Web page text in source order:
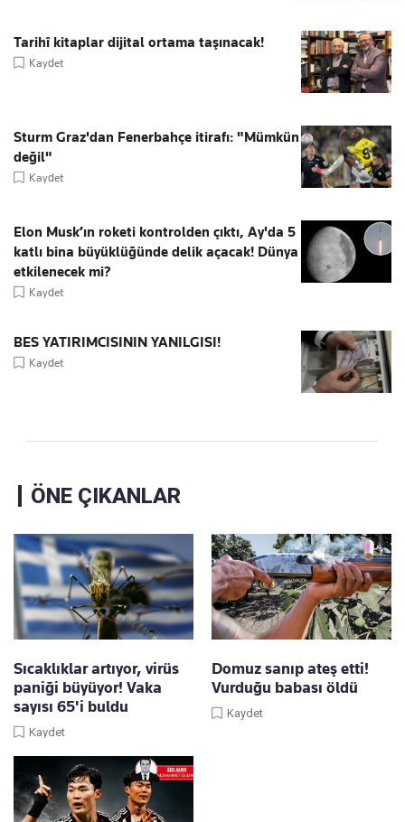
Tarihî kitaplar dijital ortama taşınacak!
Kaydet
Sturm Graz'dan Fenerbahçe itirafı: "Mümkün
değil"
Kaydet
Elon Musk’ın roketi kontrolden çıktı, Ay'da 5
katlı bina büyüklüğünde delik açacak! Dünya
etkilenecek mi?
Kaydet
BES YATIRIMCISININ YANILGISI!
Kaydet
ÖNE ÇIKANLAR
Sıcaklıklar artıyor, virüs
paniği büyüyor! Vaka
sayısı 65'i buldu
Kaydet
Domuz sanıp ateş etti!
Vurduğu babası öldü
Kaydet